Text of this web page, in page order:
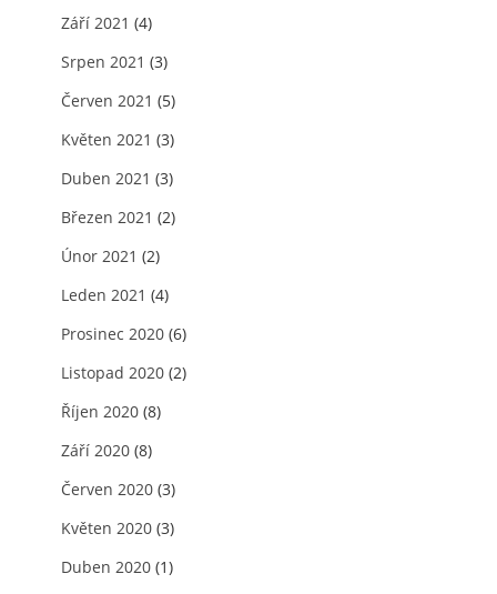
Září 2021 (4)
Srpen 2021 (3)
Červen 2021 (5)
Květen 2021 (3)
Duben 2021 (3)
Březen 2021 (2)
Únor 2021 (2)
Leden 2021 (4)
Prosinec 2020 (6)
Listopad 2020 (2)
Říjen 2020 (8)
Září 2020 (8)
Červen 2020 (3)
Květen 2020 (3)
Duben 2020 (1)